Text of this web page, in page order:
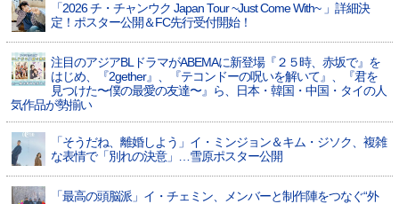
「2026 チ・チャンウク Japan Tour ~Just Come With~ 」詳細決
定！ポスター公開＆FC先行受付開始！
注目のアジアBLドラマがABEMAに新登場『２５時、赤坂で』を
はじめ、『2gether』、『テコンドーの呪いを解いて』、『君を
見つけた〜僕の最愛の友達〜』ら、日本・韓国・中国・タイの人
気作品が勢揃い
「そうだね、離婚しよう」イ・ミンジョン＆キム・ジソク、複雑
な表情で「別れの決意」…雪原ポスター公開
「最高の頭脳派」イ・チェミン、メンバーと制作陣をつなぐ“外